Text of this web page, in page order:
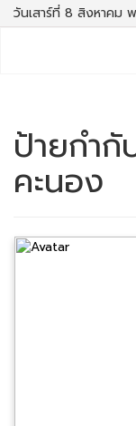
วันเสาร์ที่ 8 สิงหาคม
ป้ายกำกั
คะนอง